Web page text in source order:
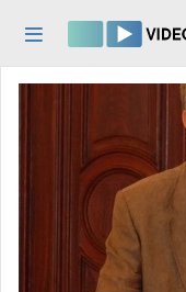
Discovery
Categories